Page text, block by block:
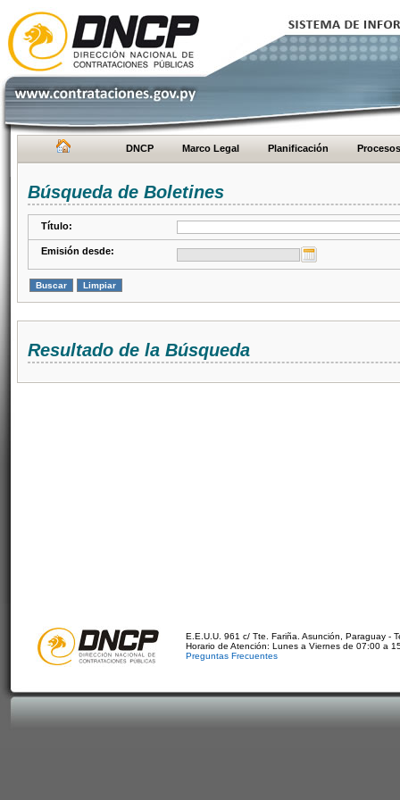
DNCP Marco Legal Planificación Procesos
Búsqueda de Boletines
Título:
Emisión desde:
Resultado de la Búsqueda
E.E.U.U. 961 c/ Tte. Fariña. Asunción, Paraguay -
Horario de Atención: Lunes a Viernes de 07:00 a
Preguntas Frecuentes